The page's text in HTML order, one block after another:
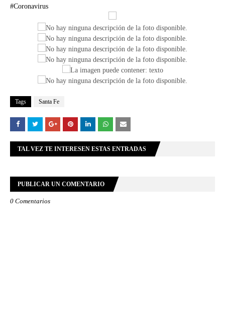
#Coronavirus
Tags Santa Fe
TAL VEZ TE INTERESEN ESTAS ENTRADAS
PUBLICAR UN COMENTARIO
0 Comentarios